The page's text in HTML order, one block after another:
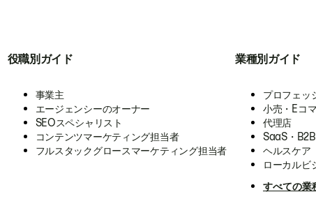
役職別ガイド
事業主
エージェンシーのオーナー
SEOスペシャリスト
コンテンツマーケティング担当者
フルスタックグロースマーケティング担当者
業種別ガイド
プロフェッ
小売・Eコ
代理店
SaaS・
ヘルスケア
ローカルビ
すべての業